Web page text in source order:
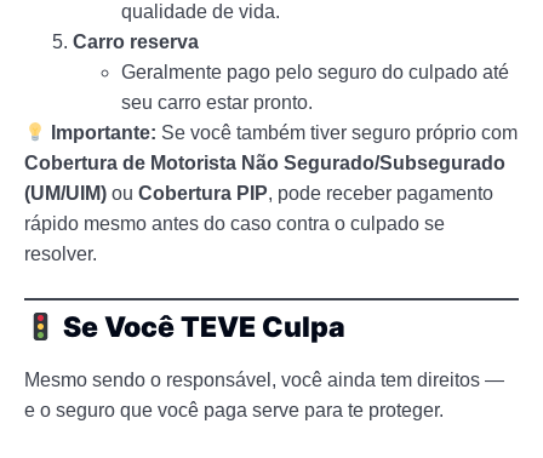
qualidade de vida.
Carro reserva
Geralmente pago pelo seguro do culpado até
seu carro estar pronto.
Importante: Se você também tiver seguro próprio com
Cobertura de Motorista Não Segurado/Subsegurado
(UM/UIM) ou Cobertura PIP, pode receber pagamento
rápido mesmo antes do caso contra o culpado se
resolver.
Se Você TEVE Culpa
Mesmo sendo o responsável, você ainda tem direitos —
e o seguro que você paga serve para te proteger.